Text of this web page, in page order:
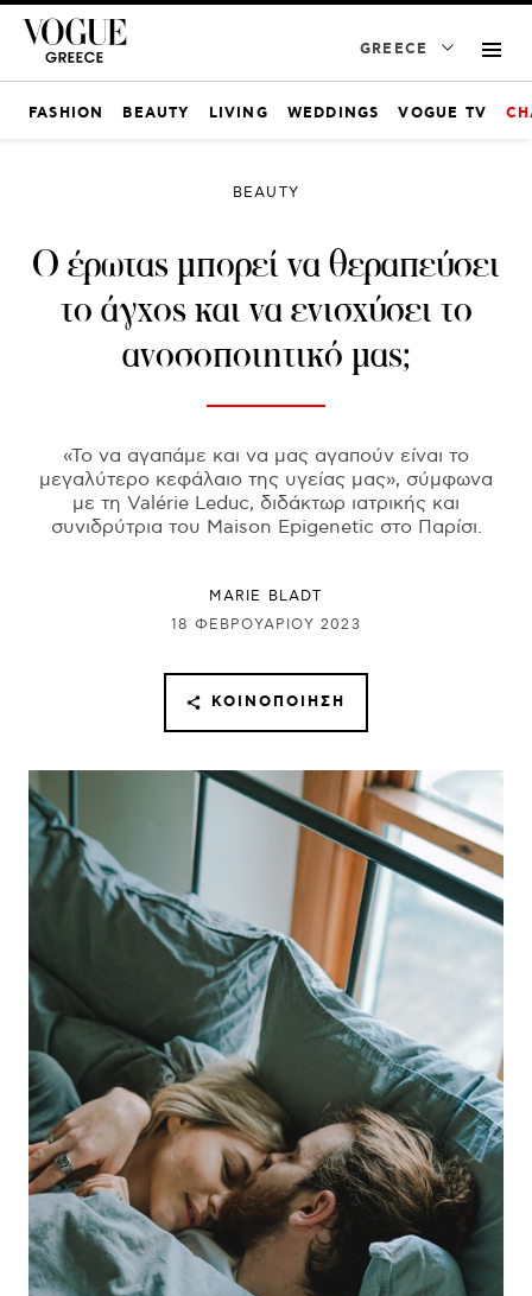
GREECE
FASHION BEAUTY LIVING WEDDINGS VOGUE TV
BEAUTY
Ο έρωτας μπορεί να θεραπεύσει
το άγχος και να ενισχύσει το
ανοσοποιητικό μας;
«Το να αγαπάμε και να μας αγαπούν είναι το
μεγαλύτερο κεφάλαιο της υγείας μας», σύμφωνα
με τη Valérie Leduc, διδάκτωρ ιατρικής και
συνιδρύτρια του Maison Epigenetic στο Παρίσι.
MARIE BLADT
18 ΦΕΒΡΟΥΑΡΊΟΥ 2023
ΚΟΙΝΟΠΟΊΗΣΗ